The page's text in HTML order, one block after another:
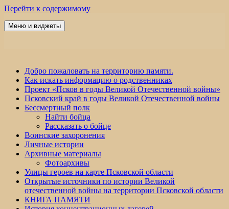
Перейти к содержимому
Победа 60
Меню и виджеты
Добро пожаловать на территорию памяти.
Как искать информацию о родственниках
Проект «Псков в годы Великой Отечественной войны»
Псковский край в годы Великой Отечественной войны
Бессмертный полк
Найти бойца
Рассказать о бойце
Воинские захоронения
Личные истории
Архивные материалы
Фотоархивы
Улицы героев на карте Псковской области
Открытые источники по истории Великой
отечественной войны на территории Псковской области
КНИГА ПАМЯТИ